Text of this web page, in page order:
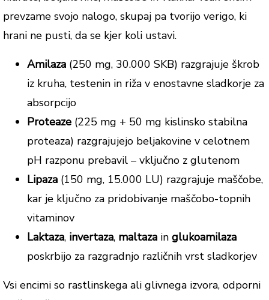
prevzame svojo nalogo, skupaj pa tvorijo verigo, ki
hrani ne pusti, da se kjer koli ustavi.
Amilaza (250 mg, 30.000 SKB) razgrajuje škrob
iz kruha, testenin in riža v enostavne sladkorje za
absorpcijo
Proteaze (225 mg + 50 mg kislinsko stabilna
proteaza) razgrajujejo beljakovine v celotnem
pH razponu prebavil – vključno z glutenom
Lipaza (150 mg, 15.000 LU) razgrajuje maščobe,
kar je ključno za pridobivanje maščobo-topnih
vitaminov
Laktaza, invertaza, maltaza in glukoamilaza
poskrbijo za razgradnjo različnih vrst sladkorjev
Vsi encimi so rastlinskega ali glivnega izvora, odporni